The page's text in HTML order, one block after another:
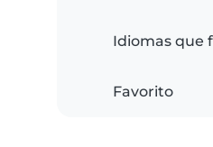
Idiomas que
Favorito